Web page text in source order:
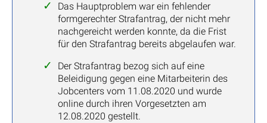
Das Hauptproblem war ein fehlender
formgerechter Strafantrag, der nicht mehr
nachgereicht werden konnte, da die Frist
für den Strafantrag bereits abgelaufen war.
Der Strafantrag bezog sich auf eine
Beleidigung gegen eine Mitarbeiterin des
Jobcenters vom 11.08.2020 und wurde
online durch ihren Vorgesetzten am
12.08.2020 gestellt.